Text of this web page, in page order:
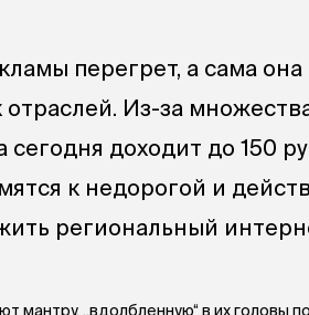
перегрет, а сама она
Из-за
доходит до 150
к недорогой и
региональный
мантру, „вдолбленную“ в их головы